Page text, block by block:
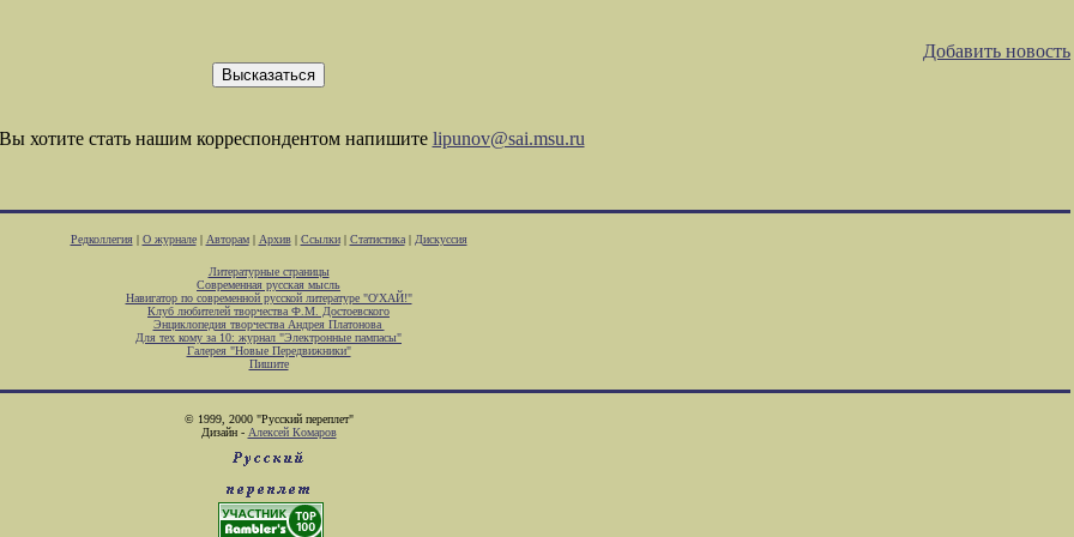
Добавить новость
хотите стать нашим корреспондентом напишите lipunov@sai.msu.ru
Редколлегия| О журнале| Авторам| Архив| Ссылки| Статистика| Дискуссия
Литературные страницы
Современная русская мысль
Навигатор по современной русской литературе "О'ХАЙ!"
Клуб любителей творчества Ф.М. Достоевского
Энциклопедия творчества Андрея Платонова
Для тех кому за 10: журнал "Электронные пампасы"
Галерея "Новые Передвижники"
Пишите
© 1999, 2000 "Русский переплет"
Дизайн - Алексей Комаров